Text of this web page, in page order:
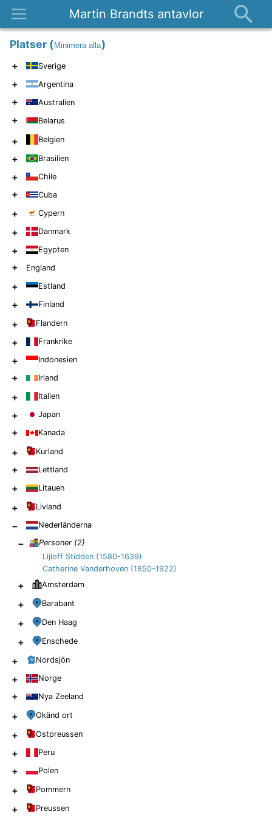
Martin Brandts antavlor
Platser
Om
Kontakt
Platser (Minimera alla)
+ Sverige
+ Argentina
+ Australien
+ Belarus
+ Belgien
+ Brasilien
+ Chile
+ Cuba
+ Cypern
+ Danmark
+ Egypten
+ England
+ Estland
+ Finland
+ Flandern
+ Frankrike
+ Indonesien
+ Irland
+ Italien
+ Japan
+ Kanada
+ Kurland
+ Lettland
+ Litauen
+ Livland
− Nederländerna
− Personer (2)
Lijloff Stidden (1580-1639)
Catherine Vanderhoven (1850-1922)
+ Amsterdam
+ Barabant
+ Den Haag
+ Enschede
+ Nordsjön
+ Norge
+ Nya Zeeland
+ Okänd ort
+ Ostpreussen
+ Peru
+ Polen
+ Pommern
+ Preussen